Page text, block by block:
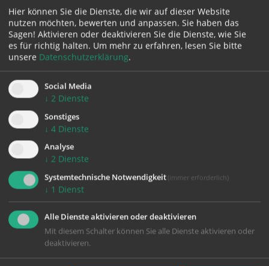
Hier können Sie die Dienste, die wir auf dieser Website
nutzen möchten, bewerten und anpassen. Sie haben das
Sagen! Aktivieren oder deaktivieren Sie die Dienste, wie Sie
es für richtig halten. Um mehr zu erfahren, lesen Sie bitte
unsere Datenschutzerklärung.
Social Media
↓ 2 Dienste
Sonstiges
↓ 4 Dienste
Analyse
↓ 2 Dienste
Systemtechnische Notwendigkeit (immer erforderlich)
↓ 1 Dienst
Alle Dienste aktivieren oder deaktivieren
Mit diesem Schalter können Sie alle Dienste aktivieren oder
deaktivieren.